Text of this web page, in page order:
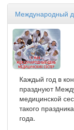
Международный
Каждый год в
празднуют
медицинской
такого
года.